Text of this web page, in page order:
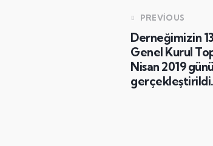
PREVIOUS
Derneğimizin
Genel Kurul
Nisan 2019 günü
gerçekleştirildi.